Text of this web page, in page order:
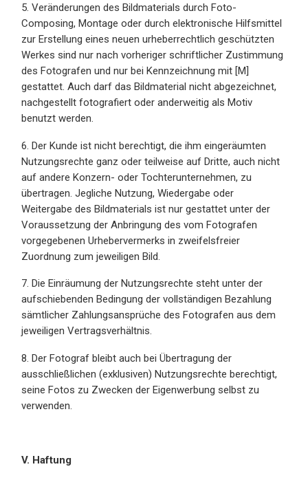
5. Veränderungen des Bildmaterials durch Foto-
Composing, Montage oder durch elektronische Hilfsmittel
zur Erstellung eines neuen urheberrechtlich geschützten
Werkes sind nur nach vorheriger schriftlicher Zustimmung
des Fotografen und nur bei Kennzeichnung mit [M]
gestattet. Auch darf das Bildmaterial nicht abgezeichnet,
nachgestellt fotografiert oder anderweitig als Motiv
benutzt werden.
6. Der Kunde ist nicht berechtigt, die ihm eingeräumten
Nutzungsrechte ganz oder teilweise auf Dritte, auch nicht
auf andere Konzern- oder Tochterunternehmen, zu
übertragen. Jegliche Nutzung, Wiedergabe oder
Weitergabe des Bildmaterials ist nur gestattet unter der
Voraussetzung der Anbringung des vom Fotografen
vorgegebenen Urhebervermerks in zweifelsfreier
Zuordnung zum jeweiligen Bild.
7. Die Einräumung der Nutzungsrechte steht unter der
aufschiebenden Bedingung der vollständigen Bezahlung
sämtlicher Zahlungsansprüche des Fotografen aus dem
jeweiligen Vertragsverhältnis.
8. Der Fotograf bleibt auch bei Übertragung der
ausschließlichen (exklusiven) Nutzungsrechte berechtigt,
seine Fotos zu Zwecken der Eigenwerbung selbst zu
verwenden.
V. Haftung